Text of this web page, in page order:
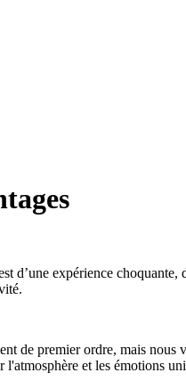
d’une expérience choquante,
de premier ordre, mais nous
et les émotions